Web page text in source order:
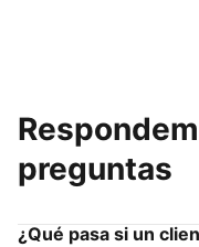
preguntas
¿Qué pasa si un